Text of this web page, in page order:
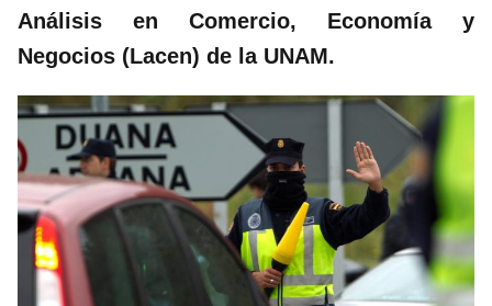
Análisis en Comercio, Economía y
Negocios (Lacen) de la UNAM.